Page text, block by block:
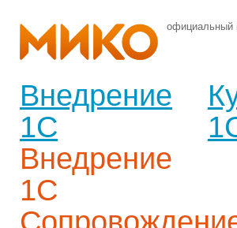
официальный
Внедрение
1С
Внедрение
1С